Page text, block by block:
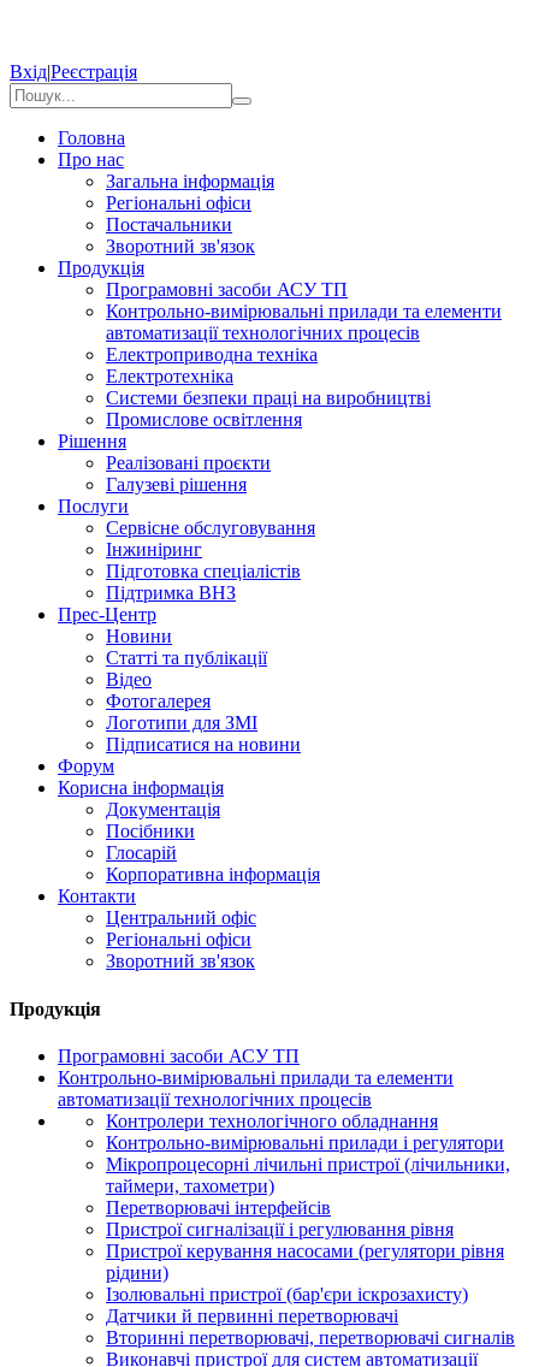
Вхід|Реєстрація
Головна
Про нас
Загальна інформація
Регіональні офіси
Постачальники
Зворотний зв'язок
Продукція
Програмовні засоби АСУ ТП
Контрольно-вимірювальні прилади та елементи
автоматизації технологічних процесів
Електроприводна техніка
Електротехніка
Системи безпеки праці на виробництві
Промислове освітлення
Рішення
Реалізовані проєкти
Галузеві рішення
Послуги
Сервісне обслуговування
Інжиніринг
Підготовка спеціалістів
Підтримка ВНЗ
Прес-Центр
Новини
Статті та публікації
Відео
Фотогалерея
Логотипи для ЗМІ
Підписатися на новини
Форум
Корисна інформація
Документація
Посібники
Глосарій
Корпоративна інформація
Контакти
Центральний офіс
Регіональні офіси
Зворотний зв'язок
Продукція
Програмовні засоби АСУ ТП
Контрольно-вимірювальні прилади та елементи
автоматизації технологічних процесів
Контролери технологічного обладнання
Контрольно-вимірювальні прилади і регулятори
Мікропроцесорні лічильні пристрої (лічильники,
таймери, тахометри)
Перетворювачі інтерфейсів
Пристрої сигналізації і регулювання рівня
Пристрої керування насосами (регулятори рівня
рідини)
Ізолювальні пристрої (бар'єри іскрозахисту)
Датчики й первинні перетворювачі
Вторинні перетворювачі, перетворювачі сигналів
Виконавчі пристрої для систем автоматизації